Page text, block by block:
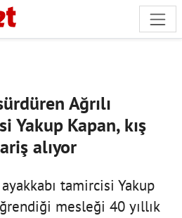
Ağrılı
Yakup Kapan, kış
alıyor
tamircisi Yakup
mesleği 40 yıllık